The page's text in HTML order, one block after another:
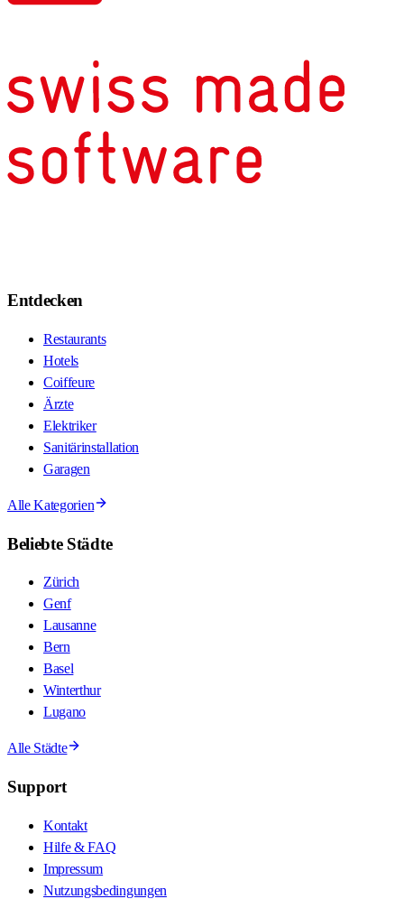
Entdecken
Restaurants
Hotels
Coiffeure
Ärzte
Elektriker
Sanitärinstallation
Garagen
Alle Kategorien
Beliebte Städte
Zürich
Genf
Lausanne
Bern
Basel
Winterthur
Lugano
Alle Städte
Support
Kontakt
Hilfe & FAQ
Impressum
Nutzungsbedingungen